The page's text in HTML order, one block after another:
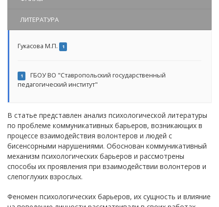
ЛИТЕРАТУРА
Гукасова М.П. 1
1
ГБОУ ВО "Ставропольский государственный
педагогический институт"
В статье представлен анализ психологической литературы
по проблеме коммуникативных барьеров, возникающих в
процессе взаимодействия волонтеров и людей с
бисенсорными нарушениями. Обоснован коммуникативный
механизм психологических барьеров и рассмотрены
способы их проявления при взаимодействии волонтеров и
слепоглухих взрослых.
Феномен психологических барьеров, их сущность и влияние